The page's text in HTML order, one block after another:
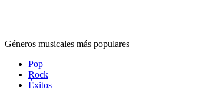
Géneros musicales más populares
Pop
Rock
Éxitos